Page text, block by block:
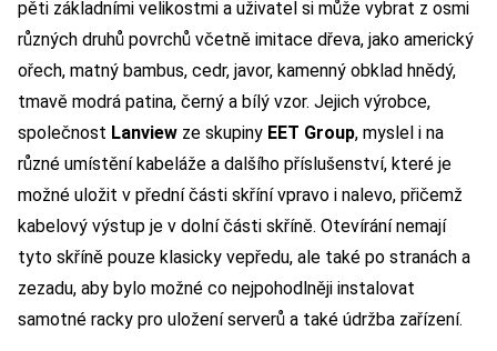
pěti základními velikostmi a uživatel si může vybrat z osmi
různých druhů povrchů včetně imitace dřeva, jako americký
ořech, matný bambus, cedr, javor, kamenný obklad hnědý,
tmavě modrá patina, černý a bílý vzor. Jejich výrobce,
společnost Lanview ze skupiny EET Group, myslel i na
různé umístění kabeláže a dalšího příslušenství, které je
možné uložit v přední části skříní vpravo i nalevo, přičemž
kabelový výstup je v dolní části skříně. Otevírání nemají
tyto skříně pouze klasicky vepředu, ale také po stranách a
zezadu, aby bylo možné co nejpohodlněji instalovat
samotné racky pro uložení serverů a také údržba zařízení.